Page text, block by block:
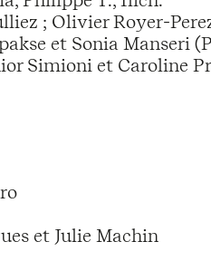
; Olivier Royer-
et Sonia Manseri
Simioni et Caroline
et Julie Machin